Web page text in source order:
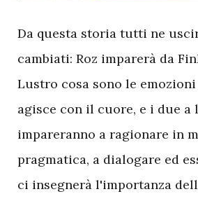
Da questa storia tutti ne
cambiati: Roz imparerà da
Lustro cosa sono le emozioni
agisce con il cuore, e i due a
impareranno a ragionare in
pragmatica, a dialogare ed
ci insegnerà l'importanza